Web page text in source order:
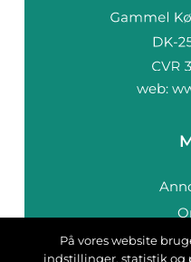
web:
På vores website
indstillinger, statistik og